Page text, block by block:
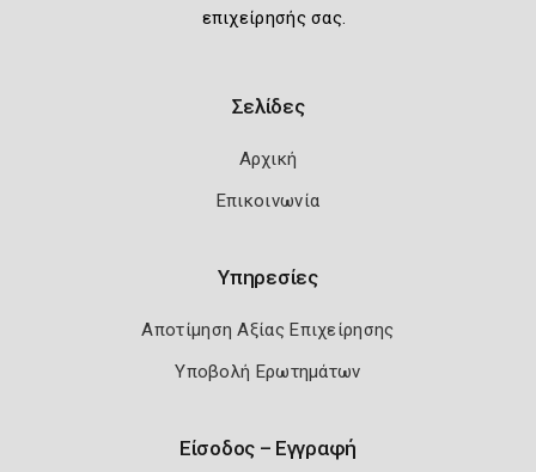
επιχείρησής σας.
Σελίδες
Αρχική
Επικοινωνία
Υπηρεσίες
Αποτίμηση Αξίας Επιχείρησης
Υποβολή Ερωτημάτων
Είσοδος – Εγγραφή